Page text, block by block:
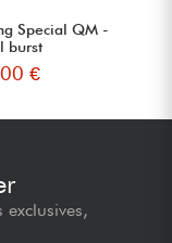
Special QM -
burst
€
exclusives,